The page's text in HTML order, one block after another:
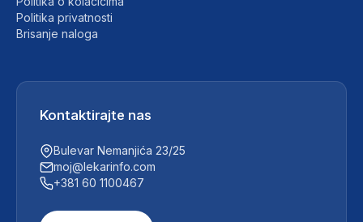
Politika privatnosti
Brisanje naloga
Kontaktirajte nas
Bulevar Nemanjića 23/25
moj@lekarinfo.com
+381 60 1100467